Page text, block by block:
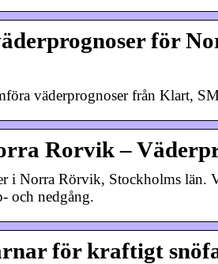
för
väderprognoser från Klart,
Rorvik –
i Norra Rörvik, Stockholms
och nedgång.
för kraftigt